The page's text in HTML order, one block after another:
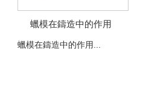
蠟模在鑄造中的作用
蠟模在鑄造中的作用...